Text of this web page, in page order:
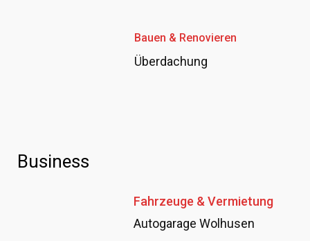
Bauen & Renovieren
Überdachung
Business
Fahrzeuge & Vermietung
Autogarage Wolhusen